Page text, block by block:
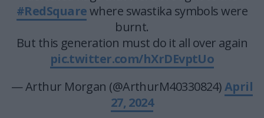
#RedSquarewhere swastika symbols were
burnt.
But this generation must do it all over again
pic.twitter.com/hXrDEvptUo
— Arthur Morgan (@ArthurM40330824)April
27, 2024